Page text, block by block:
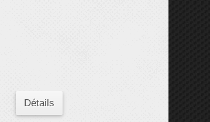
Détails